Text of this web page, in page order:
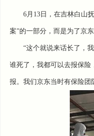
6月13日，在吉林白山
案”的一部分，而是为了京
“这个就说来话长了，
谁死了，我都可以去报保险
报。我们京东当时有保险团